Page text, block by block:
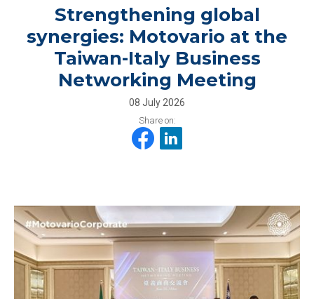
Strengthening global
synergies: Motovario at the
Taiwan-Italy Business
Networking Meeting
08 July 2026
Share on: